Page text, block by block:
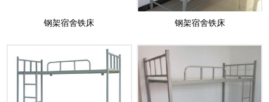
钢架宿舍铁床 钢架宿舍铁床